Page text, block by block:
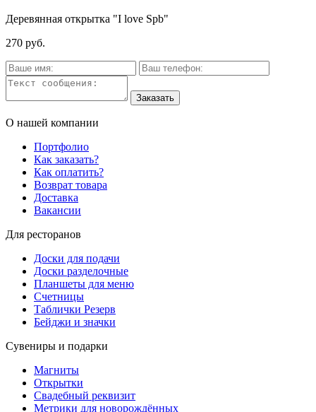
Деревянная открытка "I love Spb"
270 руб.
О нашей компании
Портфолио
Как заказать?
Как оплатить?
Возврат товара
Доставка
Вакансии
Для ресторанов
Доски для подачи
Доски разделочные
Планшеты для меню
Счетницы
Таблички Резерв
Бейджи и значки
Сувениры и подарки
Магниты
Открытки
Свадебный реквизит
Метрики для новорождённых